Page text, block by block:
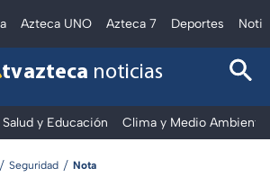
Azteca UNO Azteca 7 Deportes
tv azteca noticias
Salud y Educación Clima y Medio Ambiente
Seguridad Nota